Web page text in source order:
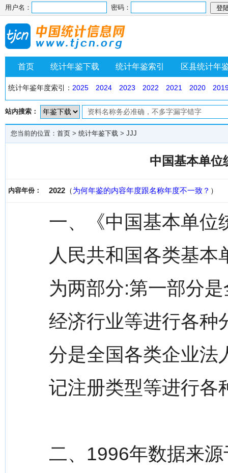
用户名： 密码：
首页 统计年鉴下载 统计年鉴索引 区县统计年
统计年鉴年度索引： 2025 2024 2023 2022 2021 2020
站内搜索：
您当前的位置： 首页 > 统计年鉴下载 > JJJ
中国基本单位
内容年份： 2022 （为何年鉴的内容年度跟名称年度不一致？ ）
一、《中国基本单位
人民共和国各类基
为两部分:第一部分
经济行业等进行各种
分是全国各类企业法
记注册类型等进行各
二、1996年数据来